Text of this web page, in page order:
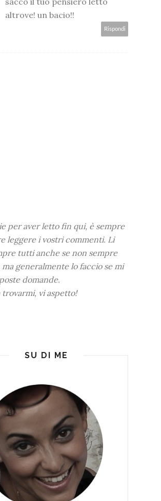
altrove! un bacio!!
Rispondi
per aver letto fin qui, è sempre
leggere i vostri commenti. Li
tutti anche se non sempre
generalmente lo faccio se mi
domande.
trovarmi, vi aspetto!
SU DI ME